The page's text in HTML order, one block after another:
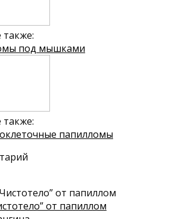
также:
под мышками
также:
папилломы
от папиллом